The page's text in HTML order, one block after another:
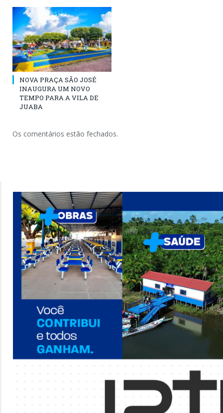
NOVA PRAÇA SÃO JOSÉ
INAUGURA UM NOVO
TEMPO PARA A VILA DE
JUABA
Os comentários estão fechados.